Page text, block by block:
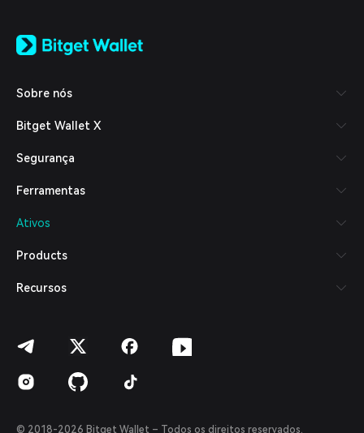
日本語
Español (Latinoamérica)
Italiano
Deutsch
繁體中文
Bahasa Indonesia
हिन्दी
Español (Argentina)
Sobre nós
Bitget Wallet X
Segurança
Ferramentas
Ativos
Products
Recursos
© 2018-2026 Bitget Wallet – Todos os direitos reservados.